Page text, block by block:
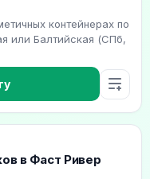
контейнерах по
или Балтийская (СПб,
в Фаст Ривер